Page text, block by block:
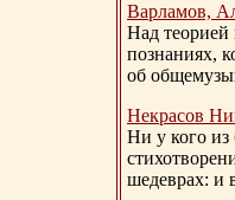
Варламов,
Над
познаниях,
об
Некрасов
Ни у кого из
шедеврах: и